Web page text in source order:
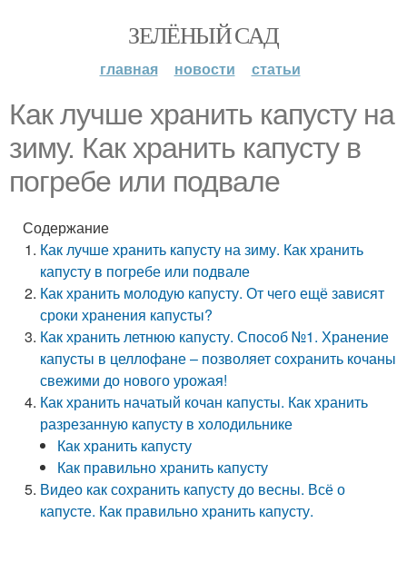
ЗЕЛЁНЫЙ САД
главная новости статьи
Как лучше хранить капусту на
зиму. Как хранить капусту в
погребе или подвале
Содержание
Как лучше хранить капусту на зиму. Как хранить
капусту в погребе или подвале
Как хранить молодую капусту. От чего ещё зависят
сроки хранения капусты?
Как хранить летнюю капусту. Способ №1. Хранение
капусты в целлофане – позволяет сохранить кочаны
свежими до нового урожая!
Как хранить начатый кочан капусты. Как хранить
разрезанную капусту в холодильнике
Как хранить капусту
Как правильно хранить капусту
Видео как сохранить капусту до весны. Всё о
капусте. Как правильно хранить капусту.